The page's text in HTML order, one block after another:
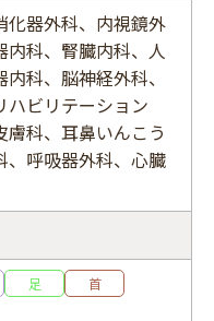
ド
化器外科、内視鏡外
内科、腎臓内科、人
科、脳神経外科、
ハビリテーション
科、耳鼻いんこう
、呼吸器外科、心臓
足
首